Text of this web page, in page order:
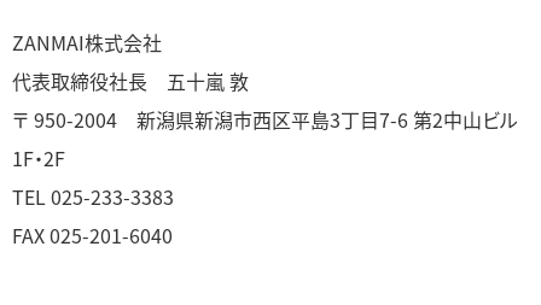
ZANMAI株式会社
代表取締役社長 五十嵐 敦
〒 950-2004 新潟県新潟市西区平島3丁目7-6 第2中山ビル
1F・2F
TEL 025-233-3383
FAX 025-201-6040